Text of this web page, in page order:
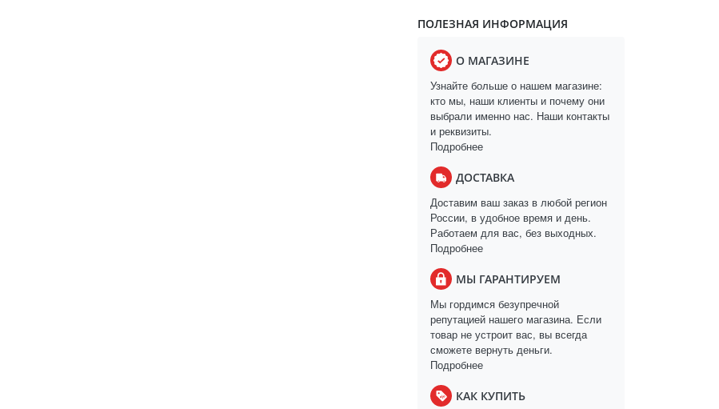
ПОЛЕЗНАЯ ИНФОРМАЦИЯ
О МАГАЗИНЕ
Узнайте больше о нашем магазине:
кто мы, наши клиенты и почему они
выбрали именно нас. Наши контакты
и реквизиты.
Подробнее
ДОСТАВКА
Доставим ваш заказ в любой регион
России, в удобное время и день.
Работаем для вас, без выходных.
Подробнее
МЫ ГАРАНТИРУЕМ
Мы гордимся безупречной
репутацией нашего магазина. Если
товар не устроит вас, вы всегда
сможете вернуть деньги.
Подробнее
КАК КУПИТЬ